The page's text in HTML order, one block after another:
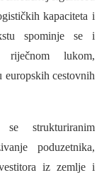
kapaciteta i
spominje se i
riječnom lukom,
cestovnih
strukturiranim
poduzetnika,
iz zemlje i